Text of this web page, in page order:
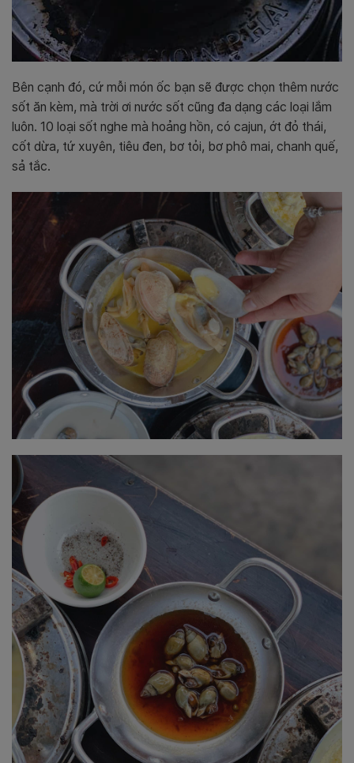
Bên cạnh đó, cứ mỗi món ốc bạn sẽ được chọn thêm nước
sốt ăn kèm, mà trời ơi nước sốt cũng đa dạng các loại lắm
luôn. 10 loại sốt nghe mà hoảng hồn, có cajun, ớt đỏ thái,
cốt dừa, tứ xuyên, tiêu đen, bơ tỏi, bơ phô mai, chanh quế,
sả tắc.